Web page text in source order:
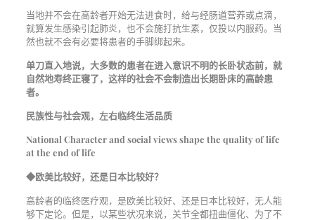
当地并不会在高龄者开始无法进食时，给与经肠道营养或点滴，
就算发生感染引起肺炎，也不会施打抗生素，仅投以内服药。当
然也就不会有必要将患者的手脚绑起来。
单刀直入地说，大多数的患者在进入意识不明的长卧状态前，就
自然地寿终正寝了，这样的社会不会制造出长期卧床的高龄患
者。
民族性与社会观，左右临终生活品质
National Character and social views shape the quality of life
at the end of life
◆欧美比较好，还是日本比较好？
高龄者的临终医疗观，是欧美比较好、还是日本比较好，无人能
够下定论。但是，以某些状况来说，关节全都扭曲僵化、为了不